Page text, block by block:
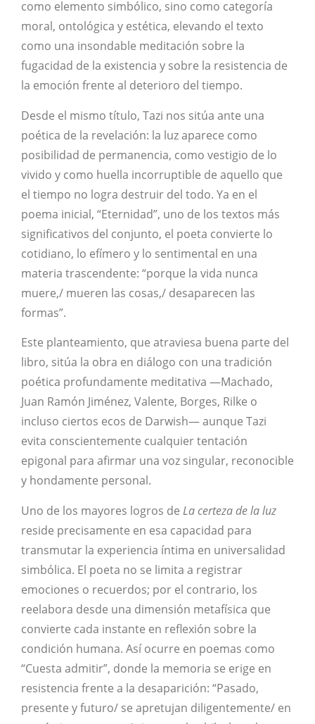
como elemento simbólico, sino como categoría
moral, ontológica y estética, elevando el texto
como una insondable meditación sobre la
fugacidad de la existencia y sobre la resistencia de
la emoción frente al deterioro del tiempo.
Desde el mismo título, Tazi nos sitúa ante una
poética de la revelación: la luz aparece como
posibilidad de permanencia, como vestigio de lo
vivido y como huella incorruptible de aquello que
el tiempo no logra destruir del todo. Ya en el
poema inicial, “Eternidad”, uno de los textos más
significativos del conjunto, el poeta convierte lo
cotidiano, lo efímero y lo sentimental en una
materia trascendente: “porque la vida nunca
muere,/ mueren las cosas,/ desaparecen las
formas”.
Este planteamiento, que atraviesa buena parte del
libro, sitúa la obra en diálogo con una tradición
poética profundamente meditativa —Machado,
Juan Ramón Jiménez, Valente, Borges, Rilke o
incluso ciertos ecos de Darwish— aunque Tazi
evita conscientemente cualquier tentación
epigonal para afirmar una voz singular, reconocible
y hondamente personal.
Uno de los mayores logros de La certeza de la luz
reside precisamente en esa capacidad para
transmutar la experiencia íntima en universalidad
simbólica. El poeta no se limita a registrar
emociones o recuerdos; por el contrario, los
reelabora desde una dimensión metafísica que
convierte cada instante en reflexión sobre la
condición humana. Así ocurre en poemas como
“Cuesta admitir”, donde la memoria se erige en
resistencia frente a la desaparición: “Pasado,
presente y futuro/ se apretujan diligentemente/ en